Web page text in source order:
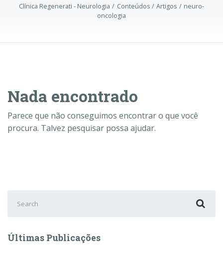
Clínica Regenerati - Neurologia Conteúdos Artigos
neuro-
oncologia
Nada encontrado
Parece que não conseguimos encontrar o que você
procura. Talvez pesquisar possa ajudar.
for:
Últimas Publicações